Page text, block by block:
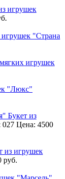
игрушек
игрушек "Страна
игрушек
"Люкс"
Букет из
027 Цена: 4500
из игрушек
руб.